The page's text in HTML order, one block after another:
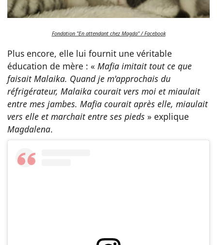
Fondation "En attendant chez Magda" / Facebook
Plus encore, elle lui fournit une véritable
éducation de mère : « Mafia imitait tout ce que
faisait Malaika. Quand je m'approchais du
réfrigérateur, Malaika courait vers moi et miaulait
entre mes jambes. Mafia courait après elle, miaulait
vers elle et marchait entre ses pieds » explique
Magdalena.